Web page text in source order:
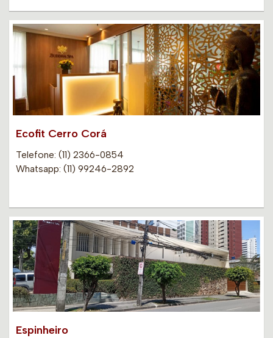
Ecofit Cerro Corá
Telefone: (11) 2366-0854
Whatsapp: (11) 99246-2892
Espinheiro